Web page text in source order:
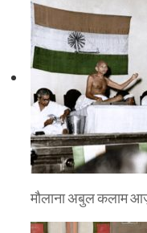
मौलाना अबुल कलाम